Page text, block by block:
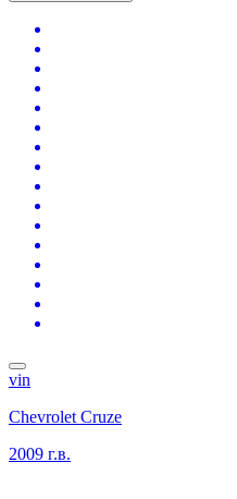
vin
Chevrolet Cruze
2009 г.в.